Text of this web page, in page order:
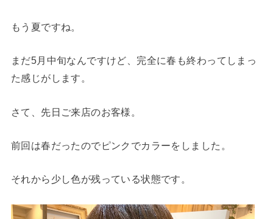
もう夏ですね。
まだ5月中旬なんですけど、完全に春も終わってしまっ
た感じがします。
さて、先日ご来店のお客様。
前回は春だったのでピンクでカラーをしました。
それから少し色が残っている状態です。